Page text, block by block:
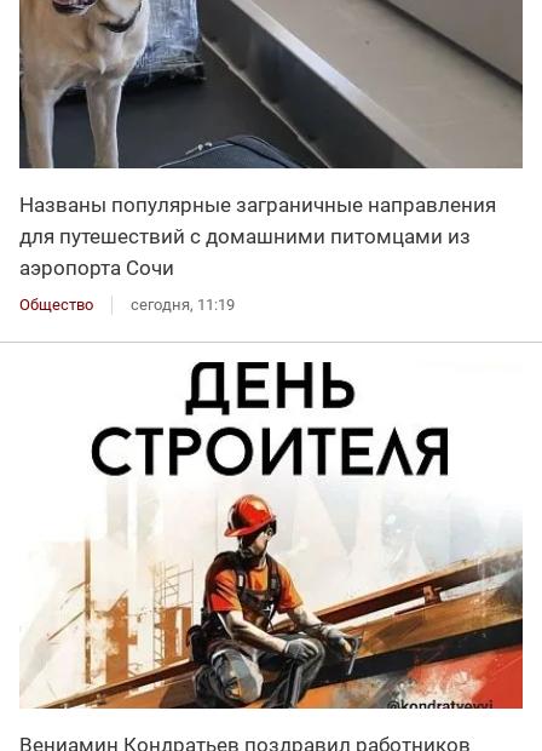
Названы популярные заграничные направления
для путешествий с домашними питомцами из
аэропорта Сочи
Общество сегодня, 11:19
Вениамин Кондратьев поздравил работников